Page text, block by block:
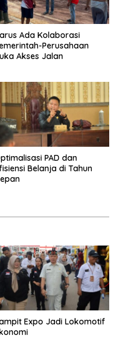
Ada Kolaborasi
Perusahaan
Akses Jalan
PAD dan
Belanja di Tahun
Expo Jadi Lokomotif